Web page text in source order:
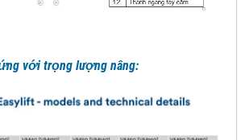
với trọng lượng nâng: